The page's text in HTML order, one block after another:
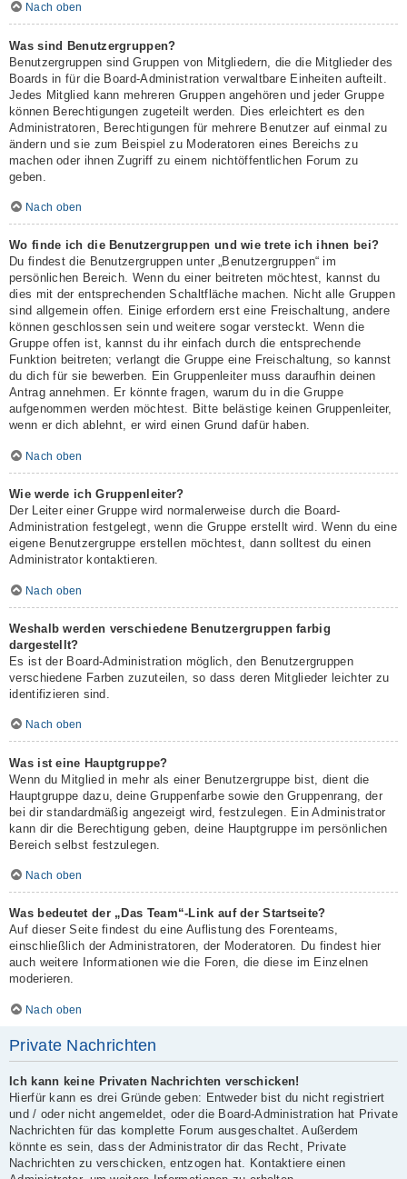
Nach oben
Was sind Benutzergruppen?
Benutzergruppen sind Gruppen von Mitgliedern, die die Mitglieder des
Boards in für die Board-Administration verwaltbare Einheiten aufteilt.
Jedes Mitglied kann mehreren Gruppen angehören und jeder Gruppe
können Berechtigungen zugeteilt werden. Dies erleichtert es den
Administratoren, Berechtigungen für mehrere Benutzer auf einmal zu
ändern und sie zum Beispiel zu Moderatoren eines Bereichs zu
machen oder ihnen Zugriff zu einem nichtöffentlichen Forum zu
geben.
Nach oben
Wo finde ich die Benutzergruppen und wie trete ich ihnen bei?
Du findest die Benutzergruppen unter „Benutzergruppen“ im
persönlichen Bereich. Wenn du einer beitreten möchtest, kannst du
dies mit der entsprechenden Schaltfläche machen. Nicht alle Gruppen
sind allgemein offen. Einige erfordern erst eine Freischaltung, andere
können geschlossen sein und weitere sogar versteckt. Wenn die
Gruppe offen ist, kannst du ihr einfach durch die entsprechende
Funktion beitreten; verlangt die Gruppe eine Freischaltung, so kannst
du dich für sie bewerben. Ein Gruppenleiter muss daraufhin deinen
Antrag annehmen. Er könnte fragen, warum du in die Gruppe
aufgenommen werden möchtest. Bitte belästige keinen Gruppenleiter,
wenn er dich ablehnt, er wird einen Grund dafür haben.
Nach oben
Wie werde ich Gruppenleiter?
Der Leiter einer Gruppe wird normalerweise durch die Board-
Administration festgelegt, wenn die Gruppe erstellt wird. Wenn du eine
eigene Benutzergruppe erstellen möchtest, dann solltest du einen
Administrator kontaktieren.
Nach oben
Weshalb werden verschiedene Benutzergruppen farbig
dargestellt?
Es ist der Board-Administration möglich, den Benutzergruppen
verschiedene Farben zuzuteilen, so dass deren Mitglieder leichter zu
identifizieren sind.
Nach oben
Was ist eine Hauptgruppe?
Wenn du Mitglied in mehr als einer Benutzergruppe bist, dient die
Hauptgruppe dazu, deine Gruppenfarbe sowie den Gruppenrang, der
bei dir standardmäßig angezeigt wird, festzulegen. Ein Administrator
kann dir die Berechtigung geben, deine Hauptgruppe im persönlichen
Bereich selbst festzulegen.
Nach oben
Was bedeutet der „Das Team“-Link auf der Startseite?
Auf dieser Seite findest du eine Auflistung des Forenteams,
einschließlich der Administratoren, der Moderatoren. Du findest hier
auch weitere Informationen wie die Foren, die diese im Einzelnen
moderieren.
Nach oben
Private Nachrichten
Ich kann keine Privaten Nachrichten verschicken!
Hierfür kann es drei Gründe geben: Entweder bist du nicht registriert
und / oder nicht angemeldet, oder die Board-Administration hat Private
Nachrichten für das komplette Forum ausgeschaltet. Außerdem
könnte es sein, dass der Administrator dir das Recht, Private
Nachrichten zu verschicken, entzogen hat. Kontaktiere einen